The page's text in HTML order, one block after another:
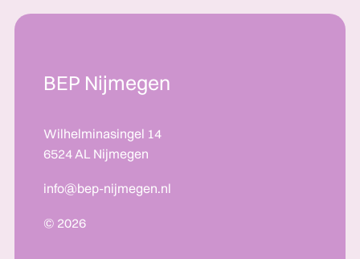
BEP Nijmegen
Wilhelminasingel 14
6524 AL Nijmegen
info@bep-nijmegen.nl
© 2026